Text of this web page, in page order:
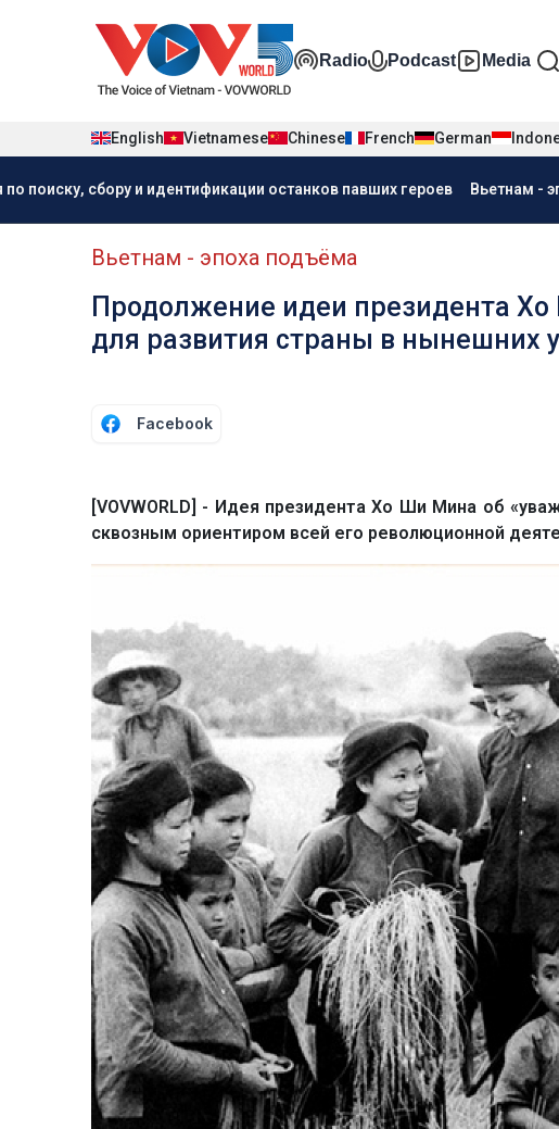
Đa phương tiện
Radio Podcast Media
English Vietnamese Chinese French German
Menu trang chủ tiếng Nga
поиску, сбору и идентификации останков павших героев Вьетнам -
menu phụ tiếng Nga
Вьетнам - эпоха подъёма
Продолжение идеи президента
для развития страны в нынешних
Facebook
[VOVWORLD] - Идея президента Хо Ши Мина об
сквозным ориентиром всей его революционной